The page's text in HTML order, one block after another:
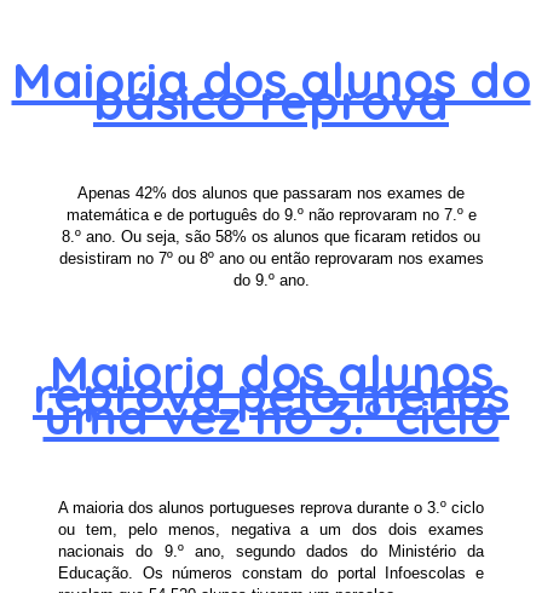
Maioria dos alunos do
básico reprova
Apenas 42% dos alunos que passaram nos exames de
matemática e de português do 9.º não reprovaram no 7.º e
8.º ano. Ou seja, são 58% os alunos que ficaram retidos ou
desistiram no 7º ou 8º ano ou então reprovaram nos exames
do 9.º ano.
Maioria dos alunos
reprova pelo menos
uma vez no 3.º ciclo
A maioria dos alunos portugueses reprova durante o 3.º ciclo
ou tem, pelo menos, negativa a um dos dois exames
nacionais do 9.º ano, segundo dados do Ministério da
Educação. Os números constam do portal Infoescolas e